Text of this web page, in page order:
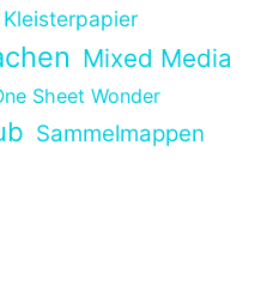
Kleisterpapier
Mixed Media
Sheet Wonder
Sammelmappen